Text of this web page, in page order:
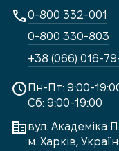
Пн-Пт: 9:00-
Сб: 9:00-19:00
вул. Академіка
м. Харків,
0-800 332-001
0-800 330-803
+38 (066) 016-